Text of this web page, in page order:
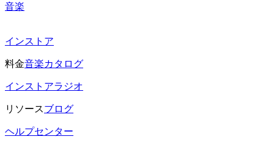
音楽
インストア
料金音楽カタログ
インストアラジオ
リソースブログ
ヘルプセンター